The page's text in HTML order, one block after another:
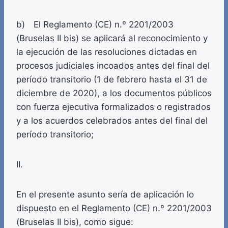
b) El Reglamento (CE) n.º 2201/2003
(Bruselas II bis) se aplicará al reconocimiento y
la ejecución de las resoluciones dictadas en
procesos judiciales incoados antes del final del
período transitorio (1 de febrero hasta el 31 de
diciembre de 2020), a los documentos públicos
con fuerza ejecutiva formalizados o registrados
y a los acuerdos celebrados antes del final del
período transitorio;
II.
En el presente asunto sería de aplicación lo
dispuesto en el Reglamento (CE) n.º 2201/2003
(Bruselas II bis), como sigue: